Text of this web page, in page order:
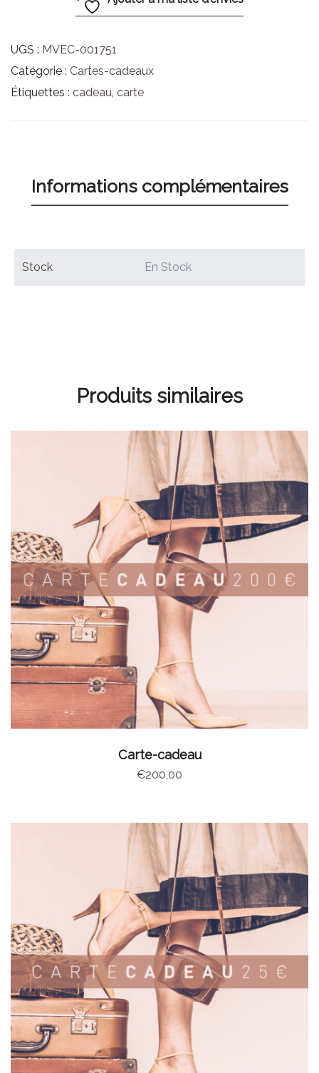
UGS : MVEC-001751
Catégorie : Cartes-cadeaux
Étiquettes : cadeau, carte
Informations complémentaires
Stock En Stock
Produits similaires
AJOUTER AU PANIER
Carte-cadeau
€200,00